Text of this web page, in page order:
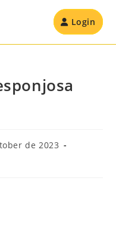
Login
de 2023